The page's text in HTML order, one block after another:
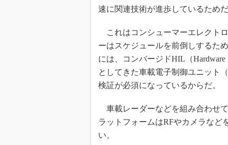
速に関連技術が進歩しているため
これはコンシューマーエレクト
ーはスケジュールを前倒しするた
には、コンバージドHIL（
としてきた車載電子制御ユニット
検証が必須になっているからだ。
車載レーダーなどを組み合わせ
ラットフォームはRFやカメラなど
い。